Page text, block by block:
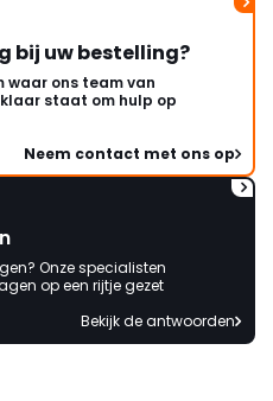
bij uw bestelling?
waar ons team van
staat om hulp op
Neem contact met ons op
Onze specialisten
op een rijtje gezet
Bekijk de antwoorden